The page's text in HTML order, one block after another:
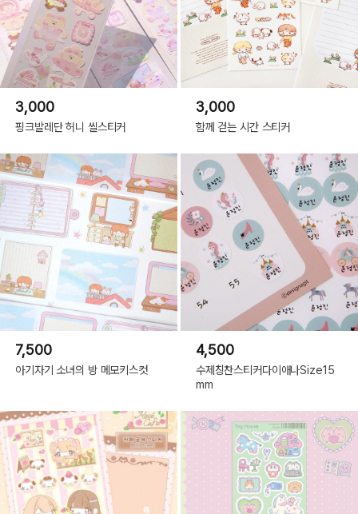
3,000
핑크발레단 허니 씰스티커
3,000
함께 걷는 시간 스티커
7,500
아기자기 소녀의 방 메모키스컷
4,500
수제칭찬스티커다이애나Size15
mm